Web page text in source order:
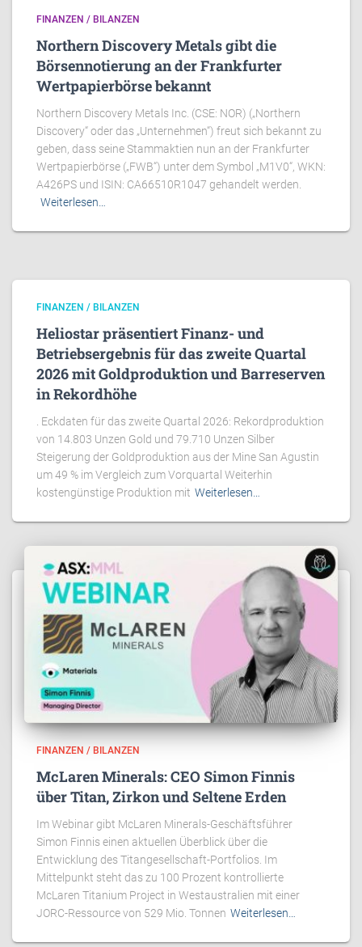
FINANZEN / BILANZEN
Northern Discovery Metals gibt die
Börsennotierung an der Frankfurter
Wertpapierbörse bekannt
Northern Discovery Metals Inc. (CSE: NOR) („Northern
Discovery“ oder das „Unternehmen“) freut sich bekannt zu
geben, dass seine Stammaktien nun an der Frankfurter
Wertpapierbörse („FWB“) unter dem Symbol „M1V0“, WKN:
A426PS und ISIN: CA66510R1047 gehandelt werden.
Weiterlesen…
FINANZEN / BILANZEN
Heliostar präsentiert Finanz- und
Betriebsergebnis für das zweite Quartal
2026 mit Goldproduktion und Barreserven
in Rekordhöhe
. Eckdaten für das zweite Quartal 2026: Rekordproduktion
von 14.803 Unzen Gold und 79.710 Unzen Silber
Steigerung der Goldproduktion aus der Mine San Agustin
um 49 % im Vergleich zum Vorquartal Weiterhin
kostengünstige Produktion mit Weiterlesen…
FINANZEN / BILANZEN
McLaren Minerals: CEO Simon Finnis
über Titan, Zirkon und Seltene Erden
Im Webinar gibt McLaren Minerals-Geschäftsführer
Simon Finnis einen aktuellen Überblick über die
Entwicklung des Titangesellschaft-Portfolios. Im
Mittelpunkt steht das zu 100 Prozent kontrollierte
McLaren Titanium Project in Westaustralien mit einer
JORC-Ressource von 529 Mio. Tonnen Weiterlesen…